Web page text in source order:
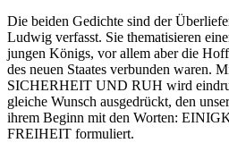
Die beiden Gedichte sind der
Ludwig verfasst. Sie thematisieren
jungen Königs, vor allem aber die
des neuen Staates verbunden waren.
SICHERHEIT UND RUH wird
gleiche Wunsch ausgedrückt, den
ihrem Beginn mit den Worten:
FREIHEIT formuliert.